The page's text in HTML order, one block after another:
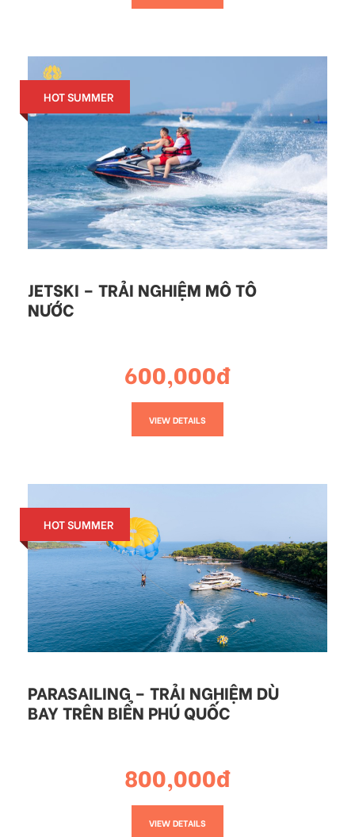
HOT SUMMER
JETSKI – TRẢI NGHIỆM MÔ TÔ
NƯỚC
600,000đ
VIEW DETAILS
HOT SUMMER
PARASAILING – TRẢI NGHIỆM DÙ
BAY TRÊN BIỂN PHÚ QUỐC
800,000đ
VIEW DETAILS